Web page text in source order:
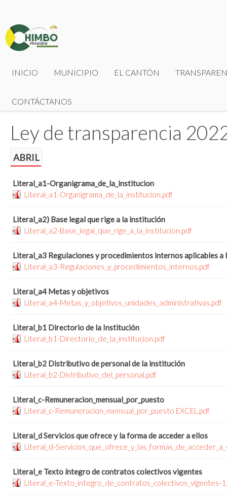
INICIO MUNICIPIO EL CANTÓN
CONTÁCTANOS
Ley de transparencia
ABRIL
Literal_a1-Organigrama_de_la_institucion
Literal_a1-Organigrama_de_la_institucion.pdf
Literal_a2) Base legal que rige a la institución
Literal_a2-Base_legal_que_rige_a_la_institucion.pdf
Literal_a3 Regulaciones y procedimientos internos aplicables a
Literal_a3-Regulaciones_y_procedimientos_internos.pdf
Literal_a4 Metas y objetivos
Literal_a4-Metas_y_objetivos_unidades_administrativas.pdf
Literal_b1 Directorio de la Institución
Literal_b1-Directorio_de_la_institucion.pdf
Literal_b2 Distributivo de personal de la institución
Literal_b2-Distributivo_del_personal.pdf
Literal_c-Remuneracion_mensual_por_puesto
Literal_c-Remuneracion_mensual_por_puesto EXCEL.pdf
Literal_d Servicios que ofrece y la forma de acceder a ellos
Literal_d-
Literal_e Texto íntegro de contratos colectivos vigentes
Literal_e-Texto_integro_de_contratos_colectivos_vigentes-